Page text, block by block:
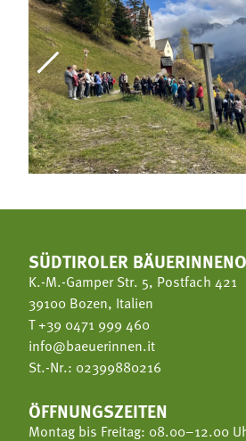
SÜDTIROLER
K.-M.-Gamper Str. 5, Postfach 421
39100 Bozen, Italien
T+39 0471 999 460
info@baeuerinnen.it
St.-Nr.: 02399880216
ÖFFNUNGSZEITEN
Montag bis Freitag: 08.00–12.00